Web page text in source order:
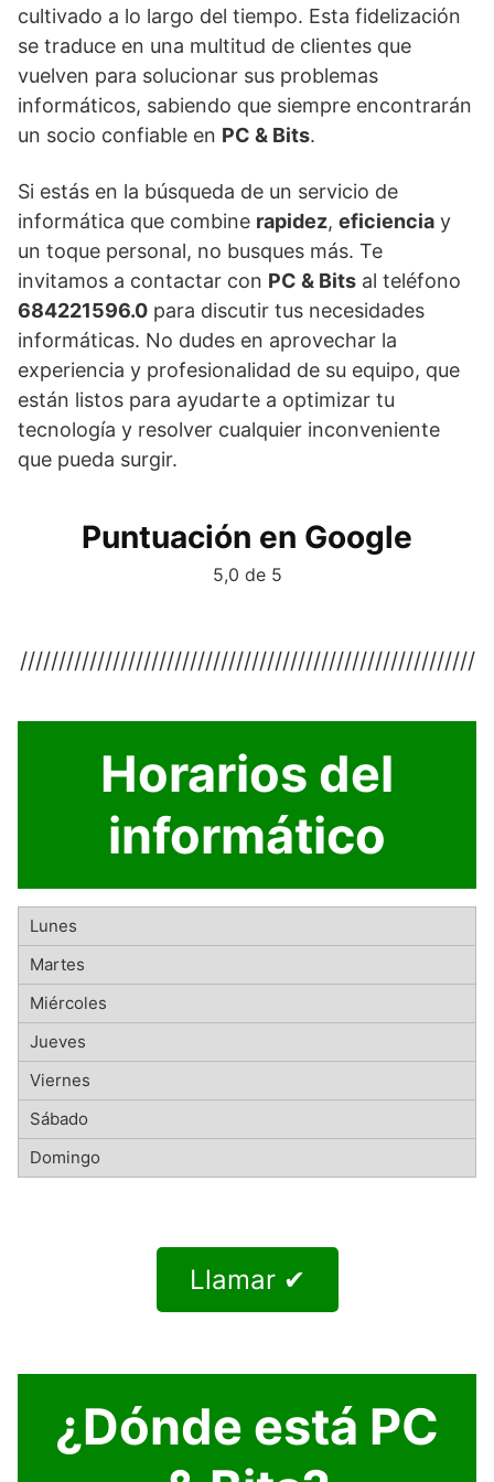
cultivado a lo largo del tiempo. Esta fidelización
se traduce en una multitud de clientes que
vuelven para solucionar sus problemas
informáticos, sabiendo que siempre encontrarán
un socio confiable en PC & Bits.
Si estás en la búsqueda de un servicio de
informática que combine rapidez, eficiencia y
un toque personal, no busques más. Te
invitamos a contactar con PC & Bits al teléfono
684221596.0 para discutir tus necesidades
informáticas. No dudes en aprovechar la
experiencia y profesionalidad de su equipo, que
están listos para ayudarte a optimizar tu
tecnología y resolver cualquier inconveniente
que pueda surgir.
Puntuación en Google
5,0 de 5
///////////////////////////////////////////////////////////
Horarios del
informático
Llamar ✔
¿Dónde está PC